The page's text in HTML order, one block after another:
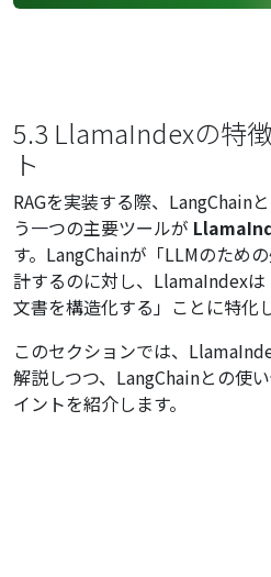
5.3 LlamaIndexの特
ト
RAGを実装する際、LangChain
う一つの主要ツールが
す。LangChainが「LLMのため
計するのに対し、LlamaIndex
文書を構造化する」ことに特化
このセクションでは、
解説しつつ、LangChainとの使
イントを紹介します。